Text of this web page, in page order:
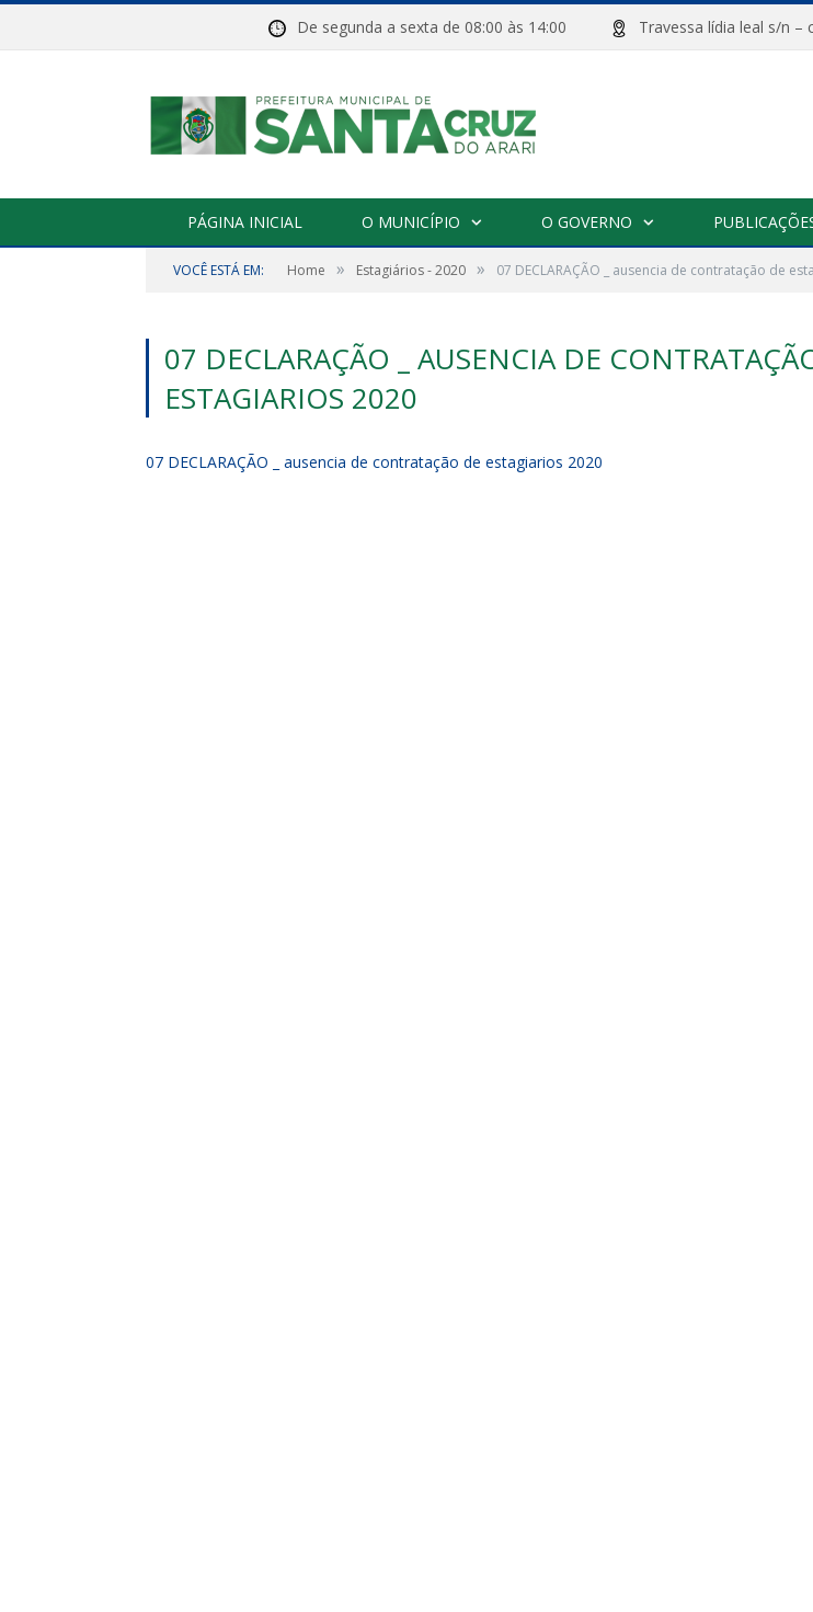
De segunda a sexta de 08:00 às 14:00 Travessa lídia leal s/n
PÁGINA INICIAL O MUNICÍPIO O GOVERNO
VOCÊ ESTÁ EM: Home » Estagiários - 2020 » 07 DECLARAÇÃO _ ausencia de contratação de
07 DECLARAÇÃO _ AUSENCIA DE
ESTAGIARIOS 2020
07 DECLARAÇÃO _ ausencia de contratação de estagiarios 2020